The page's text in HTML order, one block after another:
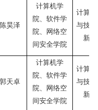
陈昊泽
计算机学
院、软件学
院、网络空
间安全学院
计算
与技
新
郭天卓
计算机学
院、软件学
院、网络空
间安全学院
计算
与技
新